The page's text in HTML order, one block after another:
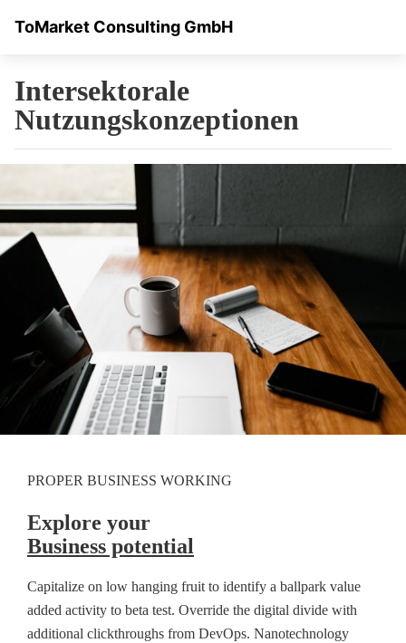
ToMarket Consulting GmbH
Intersektorale
Nutzungskonzeptionen
PROPER BUSINESS WORKING
Explore your
Business potential
Capitalize on low hanging fruit to identify a ballpark value
added activity to beta test. Override the digital divide with
additional clickthroughs from DevOps. Nanotechnology